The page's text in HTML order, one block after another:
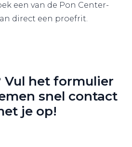
een van de Pon Center-
direct een proefrit.
Vul het formulier
snel contact
je op!